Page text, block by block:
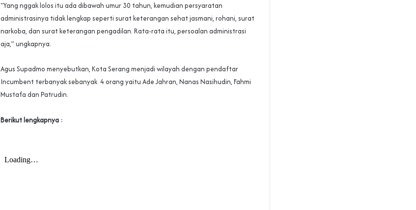
“Yang nggak lolos itu ada dibawah umur 30 tahun, kemudian persyaratan
administrasinya tidak lengkap seperti surat keterangan sehat jasmani, rohani, surat
narkoba, dan surat keterangan pengadilan. Rata-rata itu, persoalan administrasi
aja,” ungkapnya.
Agus Supadmo menyebutkan, Kota Serang menjadi wilayah dengan pendaftar
Incumbent terbanyak sebanyak 4 orang yaitu Ade Jahran, Nanas Nasihudin, Fahmi
Mustafa dan Patrudin.
Berikut lengkapnya :